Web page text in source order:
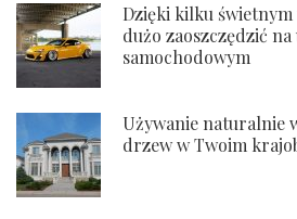
Dzięki kilku
dużo zaoszczędzić
samochodowym
Używanie naturalnie
drzew w Twoim